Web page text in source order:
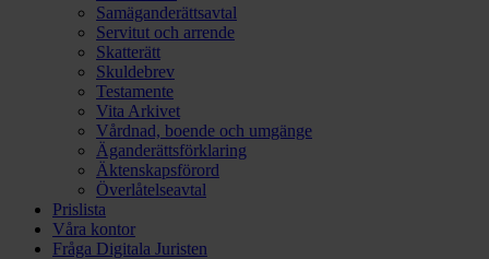
Samäganderättsavtal
Servitut och arrende
Skatterätt
Skuldebrev
Testamente
Vita Arkivet
Vårdnad, boende och umgänge
Äganderättsförklaring
Äktenskapsförord
Överlåtelseavtal
Prislista
Våra kontor
Fråga Digitala Juristen